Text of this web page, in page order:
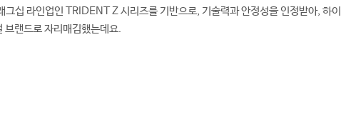
그십 라인업인 TRIDENT Z 시리즈를 기반으로, 기술력과 안정성을 인정받아, 하
브랜드로 자리매김했는데요.